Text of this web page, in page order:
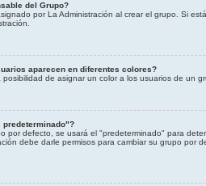
del Grupo?
por La Administración al crear el grupo. Si
aparecen en diferentes colores?
de asignar un color a los usuarios de un
predeterminado"?
por defecto, se usará el "predeterminado" para
debe darle permisos para cambiar su grupo por